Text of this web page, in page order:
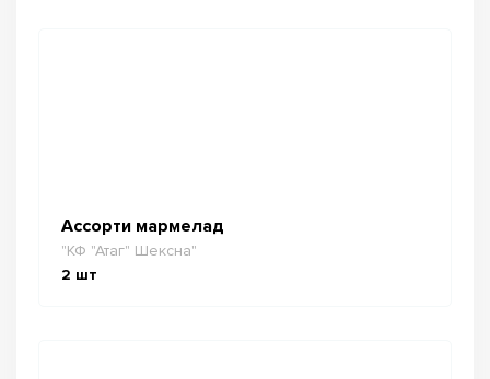
Ассорти мармелад
"КФ "Атаг" Шексна"
2 шт